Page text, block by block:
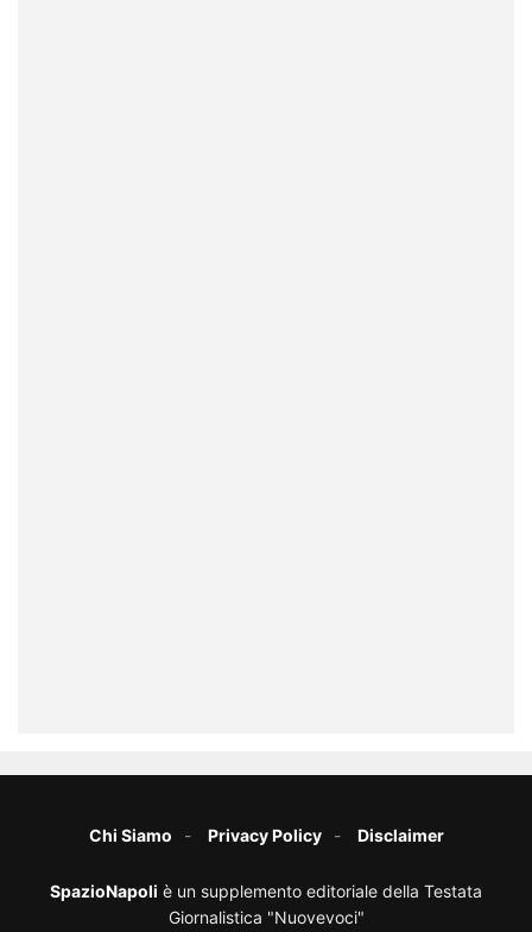
Chi Siamo Privacy Policy Disclaimer
SpazioNapoli è un supplemento editoriale della Testata
Giornalistica "Nuovevoci"